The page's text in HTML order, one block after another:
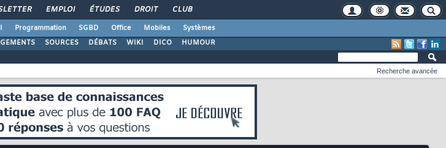
EMPLOI ÉTUDES DROIT CLUB
Programmation SGBD Office Mobiles
Systèmes
SOURCES DÉBATS WIKI DICO HUMOUR
Recherche avancée